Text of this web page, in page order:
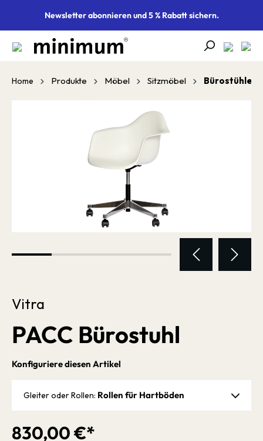
springenNewsletter abonnieren und 5 % Rabatt sichern.
Home Produkte Möbel Sitzmöbel Bürostühle
Vitra
PACC Bürostuhl
830,00 €*
Konfiguriere diesen Artikel
Gleiter oder Rollen: Rollen für Hartböden